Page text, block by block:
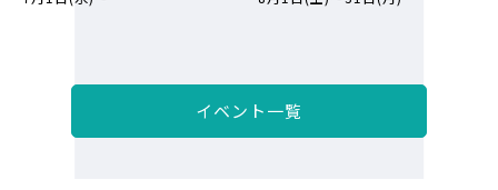
イベント一覧